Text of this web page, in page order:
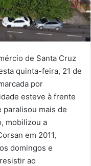
de Santa Cruz
quinta-feira, 21 de
por
esteve à frente
paralisou mais de
mobilizou a
em 2011,
domingos e
ao